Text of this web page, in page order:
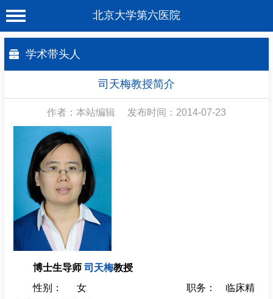
北京大学第六医院
医院概况
科室介绍
合作支援
学术带头人
司天梅教授简介
作者：本站编辑 发布时间：2014-07-23
博士生导师 司天梅教授
性别： 女 职务： 临床精